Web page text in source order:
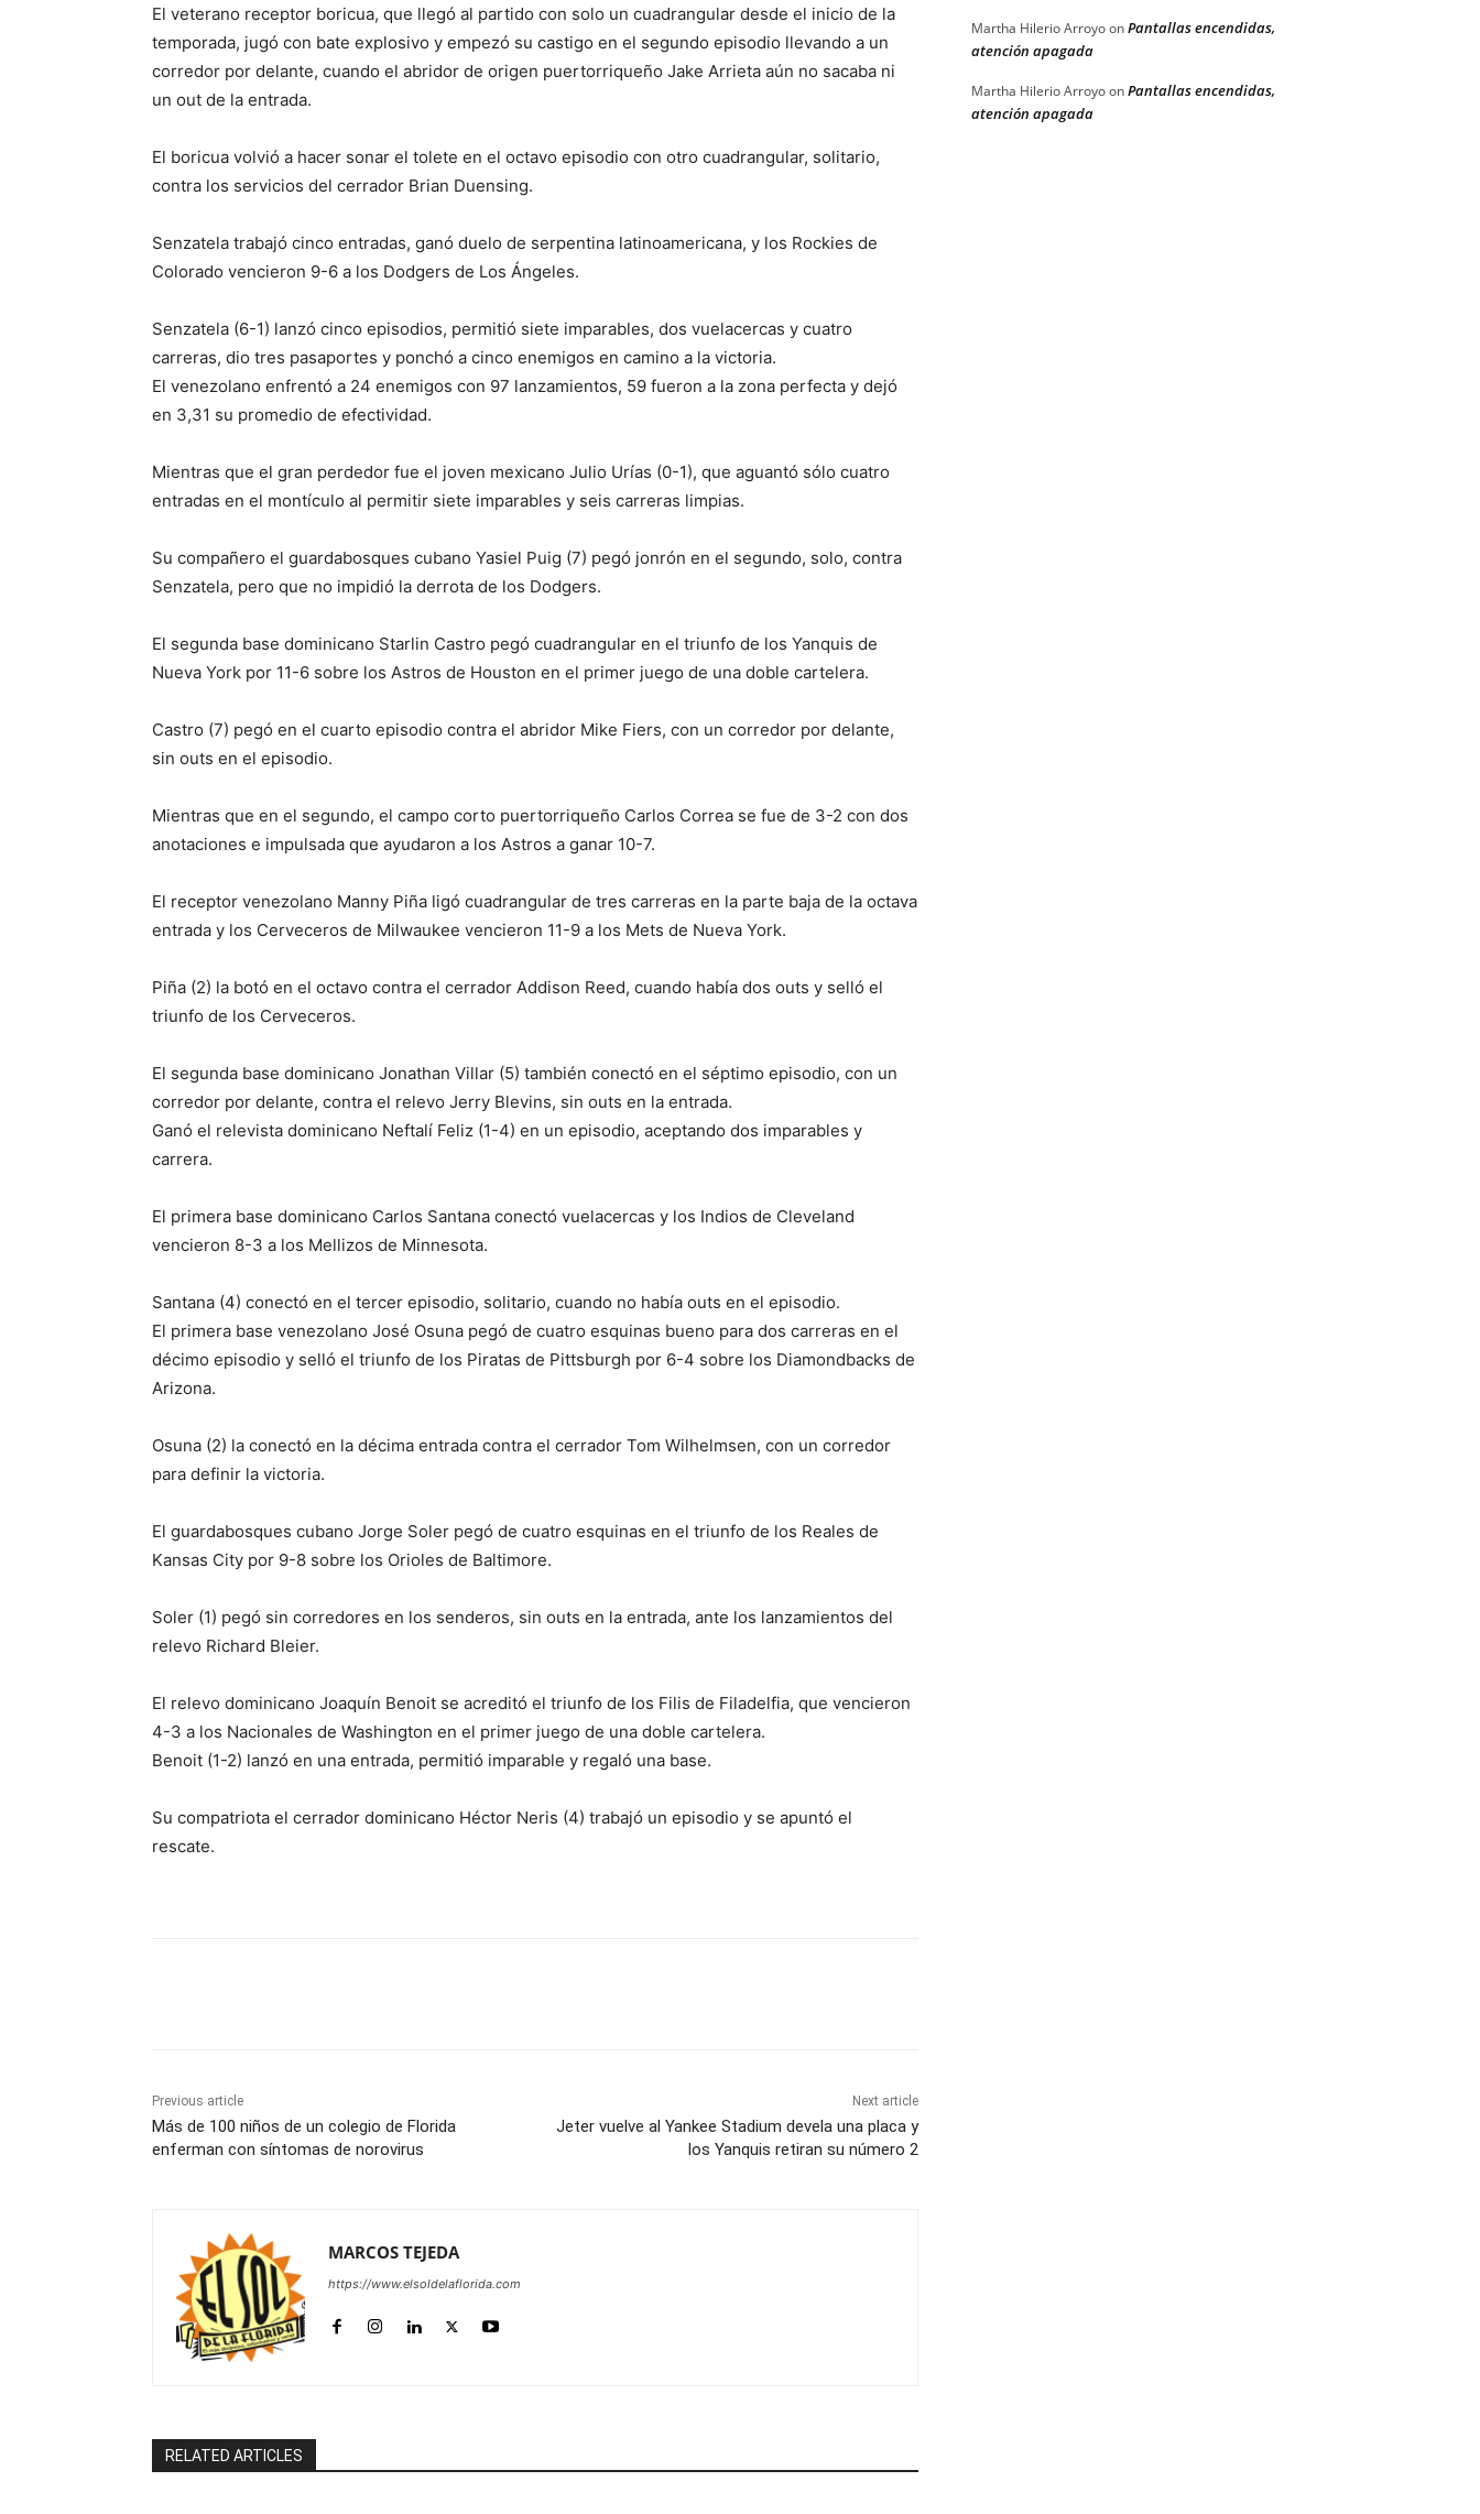
El veterano receptor boricua, que llegó al partido con solo un cuadrangular desde el inicio de la
temporada, jugó con bate explosivo y empezó su castigo en el segundo episodio llevando a un
corredor por delante, cuando el abridor de origen puertorriqueño Jake Arrieta aún no sacaba ni
un out de la entrada.
El boricua volvió a hacer sonar el tolete en el octavo episodio con otro cuadrangular, solitario,
contra los servicios del cerrador Brian Duensing.
Senzatela trabajó cinco entradas, ganó duelo de serpentina latinoamericana, y los Rockies de
Colorado vencieron 9-6 a los Dodgers de Los Ángeles.
Senzatela (6-1) lanzó cinco episodios, permitió siete imparables, dos vuelacercas y cuatro
carreras, dio tres pasaportes y ponchó a cinco enemigos en camino a la victoria.
El venezolano enfrentó a 24 enemigos con 97 lanzamientos, 59 fueron a la zona perfecta y dejó
en 3,31 su promedio de efectividad.
Mientras que el gran perdedor fue el joven mexicano Julio Urías (0-1), que aguantó sólo cuatro
entradas en el montículo al permitir siete imparables y seis carreras limpias.
Su compañero el guardabosques cubano Yasiel Puig (7) pegó jonrón en el segundo, solo, contra
Senzatela, pero que no impidió la derrota de los Dodgers.
El segunda base dominicano Starlin Castro pegó cuadrangular en el triunfo de los Yanquis de
Nueva York por 11-6 sobre los Astros de Houston en el primer juego de una doble cartelera.
Castro (7) pegó en el cuarto episodio contra el abridor Mike Fiers, con un corredor por delante,
sin outs en el episodio.
Mientras que en el segundo, el campo corto puertorriqueño Carlos Correa se fue de 3-2 con dos
anotaciones e impulsada que ayudaron a los Astros a ganar 10-7.
El receptor venezolano Manny Piña ligó cuadrangular de tres carreras en la parte baja de la octava
entrada y los Cerveceros de Milwaukee vencieron 11-9 a los Mets de Nueva York.
Piña (2) la botó en el octavo contra el cerrador Addison Reed, cuando había dos outs y selló el
triunfo de los Cerveceros.
El segunda base dominicano Jonathan Villar (5) también conectó en el séptimo episodio, con un
corredor por delante, contra el relevo Jerry Blevins, sin outs en la entrada.
Ganó el relevista dominicano Neftalí Feliz (1-4) en un episodio, aceptando dos imparables y
carrera.
El primera base dominicano Carlos Santana conectó vuelacercas y los Indios de Cleveland
vencieron 8-3 a los Mellizos de Minnesota.
Santana (4) conectó en el tercer episodio, solitario, cuando no había outs en el episodio.
El primera base venezolano José Osuna pegó de cuatro esquinas bueno para dos carreras en el
décimo episodio y selló el triunfo de los Piratas de Pittsburgh por 6-4 sobre los Diamondbacks de
Arizona.
Osuna (2) la conectó en la décima entrada contra el cerrador Tom Wilhelmsen, con un corredor
para definir la victoria.
El guardabosques cubano Jorge Soler pegó de cuatro esquinas en el triunfo de los Reales de
Kansas City por 9-8 sobre los Orioles de Baltimore.
Soler (1) pegó sin corredores en los senderos, sin outs en la entrada, ante los lanzamientos del
relevo Richard Bleier.
El relevo dominicano Joaquín Benoit se acreditó el triunfo de los Filis de Filadelfia, que vencieron
4-3 a los Nacionales de Washington en el primer juego de una doble cartelera.
Benoit (1-2) lanzó en una entrada, permitió imparable y regaló una base.
Su compatriota el cerrador dominicano Héctor Neris (4) trabajó un episodio y se apuntó el
rescate.
Previous article
Más de 100 niños de un colegio de Florida
enferman con síntomas de norovirus
Next article
Jeter vuelve al Yankee Stadium devela una placa y
los Yanquis retiran su número 2
MARCOS TEJEDA
https://www.elsoldelaflorida.com
RELATED ARTICLES
Martha Hilerio ArroyoonPantallas encendidas,
atención apagada
Martha Hilerio ArroyoonPantallas encendidas,
atención apagada